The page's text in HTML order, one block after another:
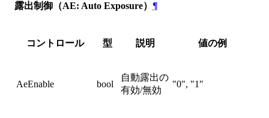
露出制御（AE: Auto Exposure） ¶
コントロール 型 説明 値の例
AeEnable bool
自動露出の
有効/無効
"0", "1"